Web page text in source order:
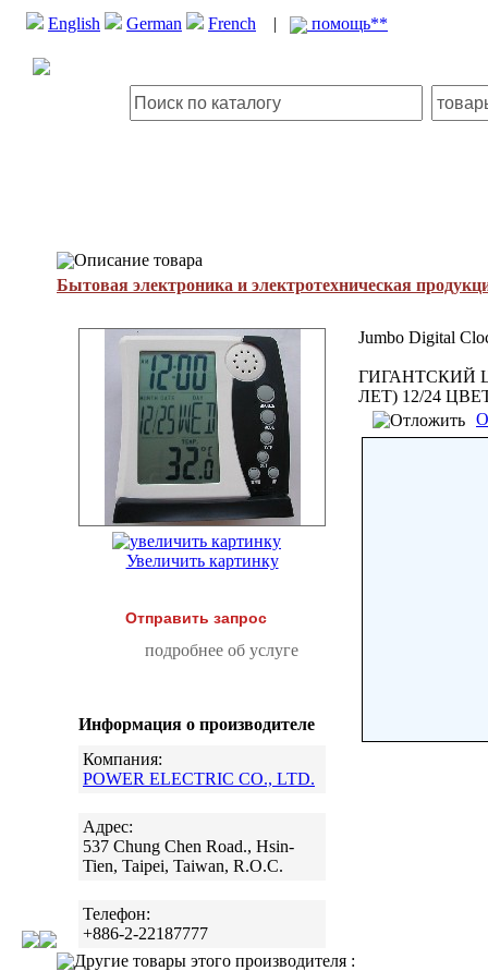
English German French | помощь**
Описание товара
Бытовая электроника и электротехническая
Увеличить картинку
Отправить запрос
подробнее об услуге
Информация о производителе
Компания:
POWER ELECTRIC CO., LTD.
Адрес:
537 Chung Chen Road., Hsin-
Tien, Taipei, Taiwan, R.O.C.
Телефон:
+886-2-22187777
Jumbo Digital
ГИГАНТСКИЙ
ЛЕТ) 12/24
Другие товары этого производителя :